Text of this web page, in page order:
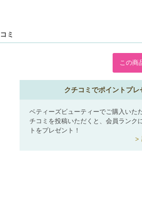
ミ
この商
クチコミでポイントプレ
ベティーズビューティーでご購入いた
チコミを投稿いただくと、会員ランク
トをプレゼント！